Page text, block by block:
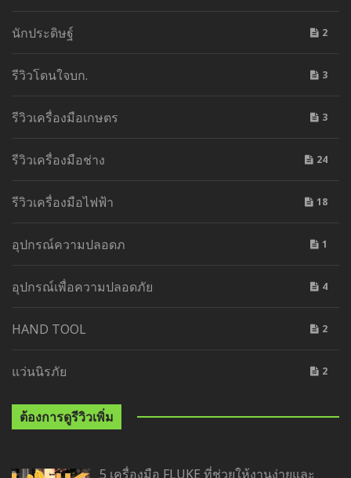
นักประดิษฐ์ 2
รีวิวโดนใจบก. 3
รีวิวเครื่องมือเกษตร 3
รีวิวเครื่องมือช่าง 24
รีวิวเครื่องมือไฟฟ้า 18
อุปกรณ์ความปลอดภ 1
อุปกรณ์เพื่อความปลอดภัย 4
HAND TOOL 2
แว่นนิรภัย 2
ต้องการดูรีวิวเพิ่ม
5 เครื่องมือ FLUKE ที่ช่วยให้งานง่ายและ